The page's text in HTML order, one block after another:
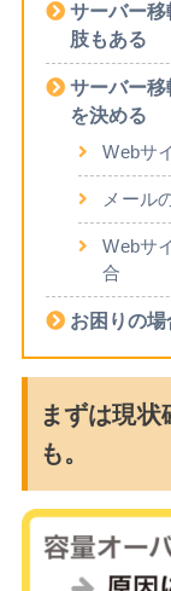
サーバー
肢もある
サーバー
を決める
Webサ
メール
Webサ
合
お困りの場
まずは現状
も。